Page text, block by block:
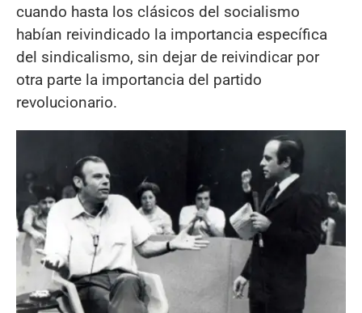
cuando hasta los clásicos del socialismo
habían reivindicado la importancia específica
del sindicalismo, sin dejar de reivindicar por
otra parte la importancia del partido
revolucionario.